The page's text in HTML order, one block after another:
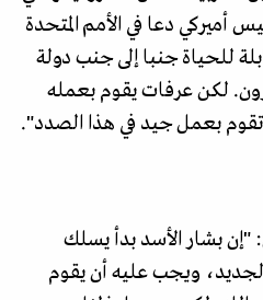
أميركي دعا في الأمم المتحدة
للحياة جنبا إلى جنب دولة
لكن عرفات يقوم بعمله
بعمل جيد في هذا الصدد".
بشار الأسد بدأ يسلك
ويجب عليه أن يقوم